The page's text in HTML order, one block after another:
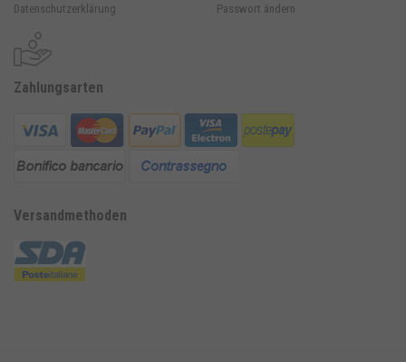
Zahlungsarten
Versandmethoden
Datenschutzerklärung Passwort ändern